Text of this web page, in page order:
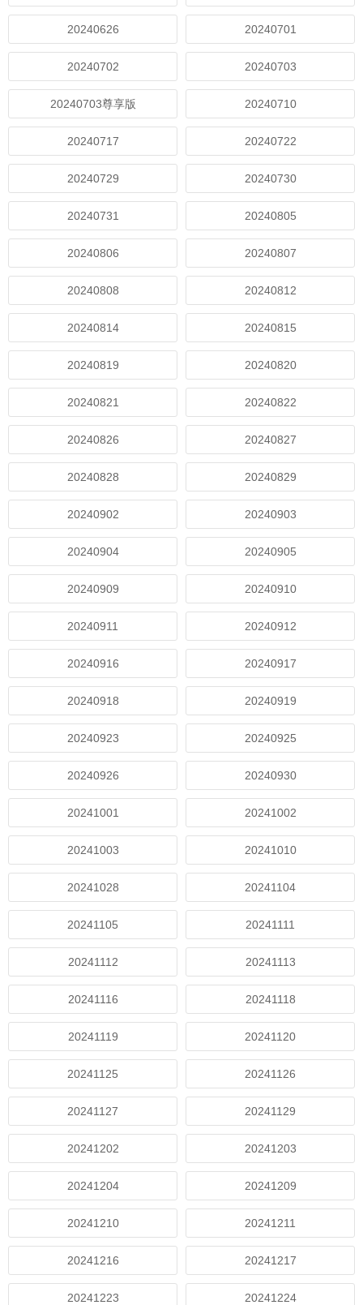
20240626 20240701
20240702 20240703
20240703尊享版 20240710
20240717 20240722
20240729 20240730
20240731 20240805
20240806 20240807
20240808 20240812
20240814 20240815
20240819 20240820
20240821 20240822
20240826 20240827
20240828 20240829
20240902 20240903
20240904 20240905
20240909 20240910
20240911 20240912
20240916 20240917
20240918 20240919
20240923 20240925
20240926 20240930
20241001 20241002
20241003 20241010
20241028 20241104
20241105 20241111
20241112 20241113
20241116 20241118
20241119 20241120
20241125 20241126
20241127 20241129
20241202 20241203
20241204 20241209
20241210 20241211
20241216 20241217
20241223 20241224